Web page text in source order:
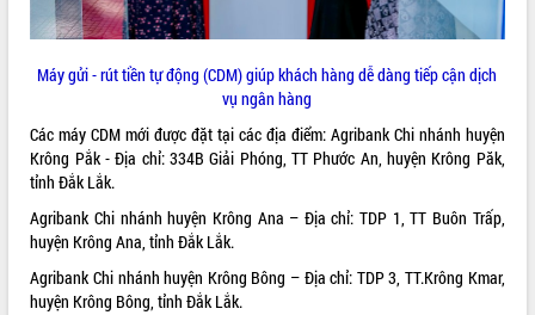
Máy gửi - rút tiền tự động (CDM) giúp khách hàng dễ dàng tiếp cận dịch
vụ ngân hàng
Các máy CDM mới được đặt tại các địa điểm: Agribank Chi nhánh huyện
Krông Pắk - Địa chỉ: 334B Giải Phóng, TT Phước An, huyện Krông Păk,
tỉnh Đắk Lắk.
Agribank Chi nhánh huyện Krông Ana – Địa chỉ: TDP 1, TT Buôn Trấp,
huyện Krông Ana, tỉnh Đắk Lắk.
Agribank Chi nhánh huyện Krông Bông – Địa chỉ: TDP 3, TT.Krông Kmar,
huyện Krông Bông, tỉnh Đắk Lắk.